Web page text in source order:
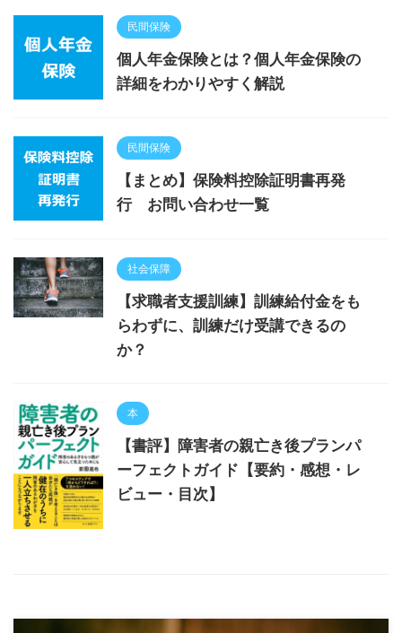
民間保険
個人年金保険とは？個人年金保険の
詳細をわかりやすく解説
民間保険
【まとめ】保険料控除証明書再発
行 お問い合わせ一覧
社会保障
【求職者支援訓練】訓練給付金をも
らわずに、訓練だけ受講できるの
か？
本
【書評】障害者の親亡き後プランパ
ーフェクトガイド【要約・感想・レ
ビュー・目次】